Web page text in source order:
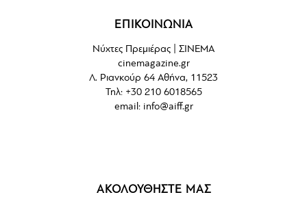
ΕΠΙΚΟΙΝΩΝΙΑ
Νύχτες Πρεμιέρας | ΣΙΝΕΜΑ
cinemagazine.gr
Λ. Ριανκούρ 64 Αθήνα, 11523
Τηλ: +30 210 6018565
email: info@aiff.gr
ΑΚΟΛΟΥΘΗΣΤΕ ΜΑΣ